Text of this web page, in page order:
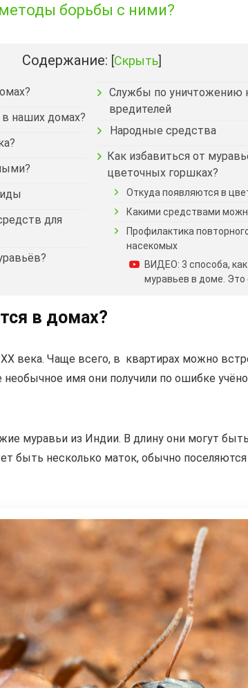
борьбы с ними?
Содержание: [Скрыть]
наших домах?
для
Службы по уничтожению
вредителей
Народные средства
Как избавиться от
цветочных горшках?
Откуда появляются в
Какими средствами
Профилактика
насекомых
ВИДЕО: 3 способа,
муравьев в доме. Это
в домах?
века. Чаще всего, в квартирах можно
имя они получили по ошибке
муравьи из Индии. В длину они могут
быть несколько маток, обычно